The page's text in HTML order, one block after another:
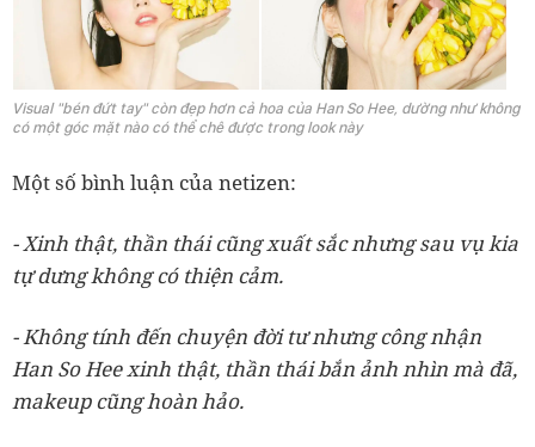
Visual "bén đứt tay" còn đẹp hơn cả hoa của Han So Hee, dường như không
có một góc mặt nào có thể chê được trong look này
Một số bình luận của netizen:
- Xinh thật, thần thái cũng xuất sắc nhưng sau vụ kia
tự dưng không có thiện cảm.
- Không tính đến chuyện đời tư nhưng công nhận
Han So Hee xinh thật, thần thái bắn ảnh nhìn mà đã,
makeup cũng hoàn hảo.